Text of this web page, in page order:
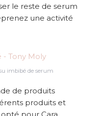
le reste de serum
une activité
imbibé de serum
de produits
produits et